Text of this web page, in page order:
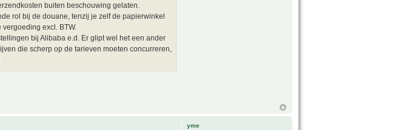
buiten beschouwing gelaten.
rol bij de douane, tenzij je zelf de papierwinkel
excl. BTW.
bij Alibaba e.d. Er glipt wel het een ander
die scherp op de tarieven moeten concurreren,
yme